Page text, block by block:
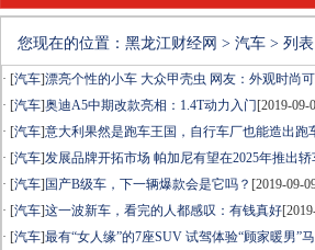
您现在的位置： 黑龙江财经网 > 汽车 > 列表
· [汽车]漂亮个性的小车 大众甲壳虫 网友：外观时尚
· [汽车]奥迪A5中期改款亮相：1.4T动力入门[2019-09-
· [汽车]意大利果然是跑车王国，自行车厂也能造出跑
· [汽车]发展品牌开拓市场 帕加尼有望在2025年推出
· [汽车] 国产B级车，下一辆爆款会是它吗？ [2019-09-
· [汽车]这一波新车，看完的人都感叹：有钱真好
· [汽车]最有“女人缘”的7座SUV 试驾体验“顾家暖男”